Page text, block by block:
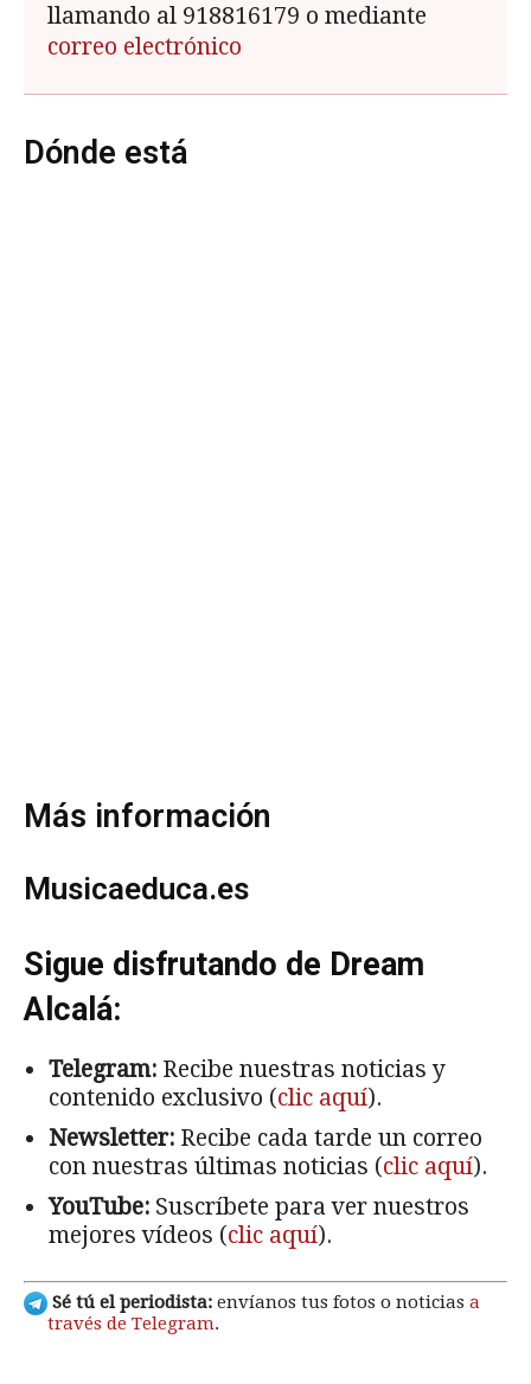
llamando al 918816179 o mediante
correo electrónico
Dónde está
Más información
Musicaeduca.es
Sigue disfrutando de Dream
Alcalá:
Telegram: Recibe nuestras noticias y
contenido exclusivo (clic aquí).
Newsletter: Recibe cada tarde un correo
con nuestras últimas noticias (clic aquí).
YouTube: Suscríbete para ver nuestros
mejores vídeos (clic aquí).
Sé tú el periodista: envíanos tus fotos o noticias a
través de Telegram.